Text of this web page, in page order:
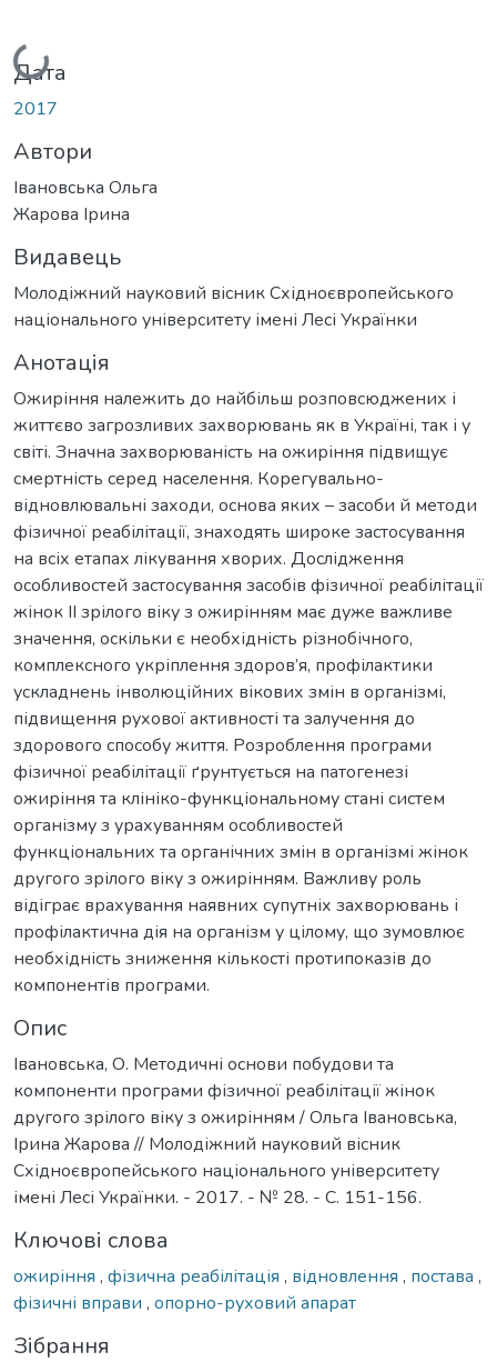
Вантажиться...
Дата
2017
Автори
Івановська Ольга
Жарова Ірина
Видавець
Молодіжний науковий вісник Східноєвропейського
національного університету імені Лесі Українки
Анотація
Ожиріння належить до найбільш розповсюджених і
життєво загрозливих захворювань як в Україні, так і у
світі. Значна захворюваність на ожиріння підвищує
смертність серед населення. Корегувально-
відновлювальні заходи, основа яких – засоби й методи
фізичної реабілітації, знаходять широке застосування
на всіх етапах лікування хворих. Дослідження
особливостей застосування засобів фізичної реабілітації
жінок ІІ зрілого віку з ожирінням має дуже важливе
значення, оскільки є необхідність різнобічного,
комплексного укріплення здоров’я, профілактики
ускладнень інволюційних вікових змін в організмі,
підвищення рухової активності та залучення до
здорового способу життя. Розроблення програми
фізичної реабілітації ґрунтується на патогенезі
ожиріння та клініко-функціональному стані систем
організму з урахуванням особливостей
функціональних та органічних змін в організмі жінок
другого зрілого віку з ожирінням. Важливу роль
відіграє врахування наявних супутніх захворювань і
профілактична дія на організм у цілому, що зумовлює
необхідність зниження кількості протипоказів до
компонентів програми.
Опис
Івановська, О. Методичні основи побудови та
компоненти програми фізичної реабілітації жінок
другого зрілого віку з ожирінням / Ольга Івановська,
Ірина Жарова // Молодіжний науковий вісник
Східноєвропейського національного університету
імені Лесі Українки. - 2017. - № 28. - С. 151-156.
Ключові слова
ожиріння , фізична реабілітація , відновлення , постава ,
фізичні вправи , опорно-руховий апарат
Зібрання